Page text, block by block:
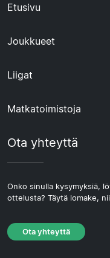
Etusivu
Joukkueet
Liigat
Matkatoimistoja
Ota yhteyttä
Onko sinulla kysymyksiä,
ottelusta? Täytä lomake,
Ota yhteyttä